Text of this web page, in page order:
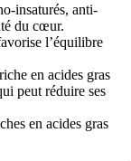
insaturés, anti-
du cœur.
l’équilibre
en acides gras
peut réduire ses
en acides gras